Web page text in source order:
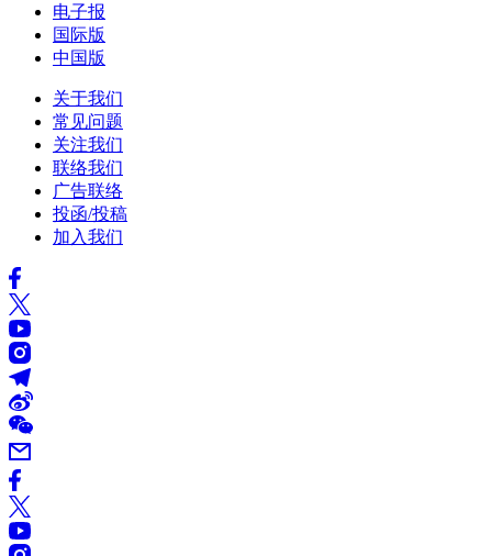
电子报
国际版
中国版
关于我们
常见问题
关注我们
联络我们
广告联络
投函/投稿
加入我们